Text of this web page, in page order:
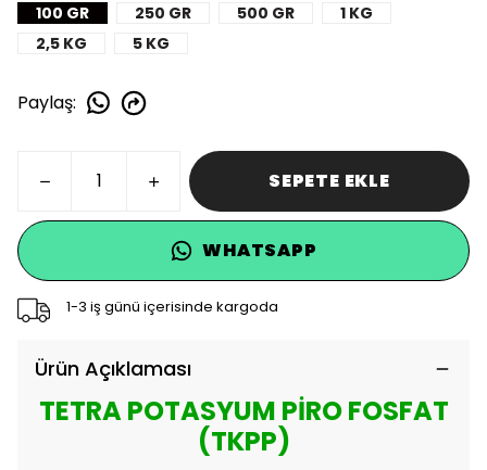
100 GR
250 GR 500 GR
1 KG
2,5 KG
5 KG
Paylaş:
SEPETE EKLE
WHATSAPP
1-3 iş günü içerisinde kargoda
Ürün Açıklaması
TETRA POTASYUM PİRO FOSFAT
(TKPP)